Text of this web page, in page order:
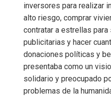
inversores para realizar
alto riesgo, comprar
contratar a estrellas para
publicitarias y hacer
donaciones políticas y
presentaba como un
solidario y preocupado
problemas de la